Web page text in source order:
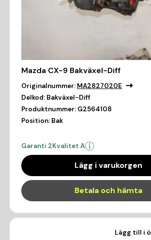
Mazda CX-9 Bakväxel-Diff
Originalnummer: MA2827020E
Delkod: Bakväxel-Diff
Produktnummer: G2564108
Position: Bak
Garanti 2Kvalitet A
Lägg i varukorgen
Betala och hämta
Lägg till i